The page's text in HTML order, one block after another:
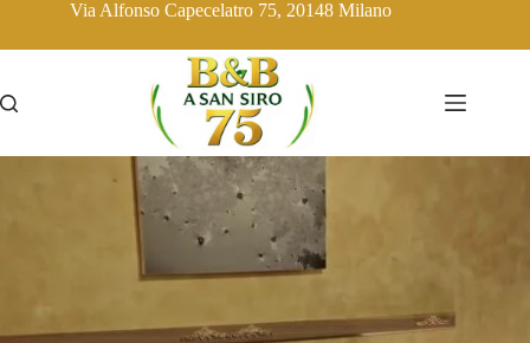
contenuto
Via Alfonso Capecelatro 75, 20148 Milano